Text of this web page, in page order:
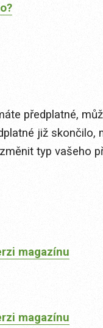
předplatné,
již skončilo,
typ vašeho
magazínu
magazínu